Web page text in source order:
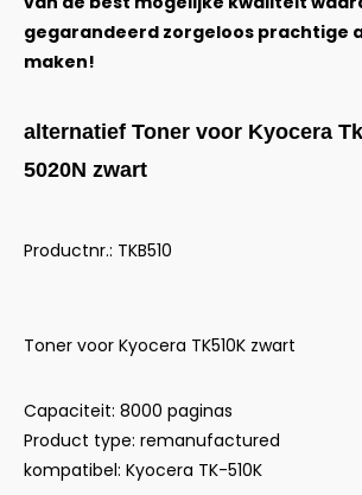
gegarandeerd zorgeloos prachtige
maken!
alternatief Toner voor Kyocera
5020N zwart
Productnr.: TKB510
Toner voor Kyocera TK510K zwart
Capaciteit: 8000 paginas
Product type: remanufactured
kompatibel: Kyocera TK-510K